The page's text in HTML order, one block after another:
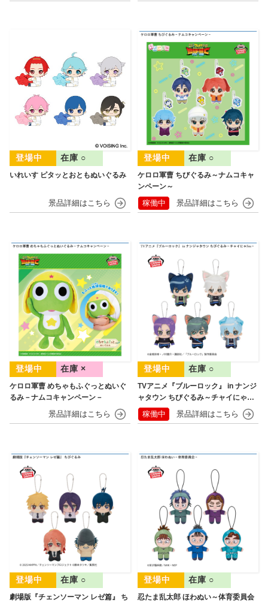
いれいす ピタッとおともぬいぐるみ
在庫 ○
ケロロ軍曹 ちびぐるみ～ナムコキャ
ンペーン～
在庫 ○
稼働中
ケロロ軍曹 めちゃもふぐっとぬいぐ
るみ－ナムコキャンペーン－
在庫 ×
TVアニメ『ブルーロック』 in ナンジ
ャタウン ちびぐるみ～チャイにゃFe
s～
在庫 ○
稼働中
劇場版『チェンソーマン レゼ篇』 ち
在庫 ○
忍たま乱太郎 ほわぬい～体育委員会
在庫 ○